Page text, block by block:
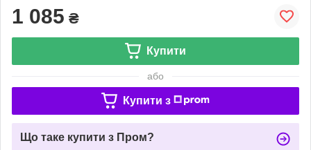
1 085 ₴
Купити
або
Купити з
Що таке купити з Пром?